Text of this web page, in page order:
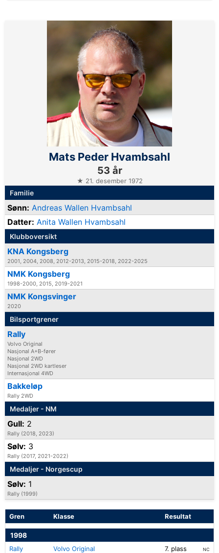
Mats Peder Hvambsahl
53 år
★ 21. desember 1972
Familie
Sønn: Andreas Wallen Hvambsahl
Datter: Anita Wallen Hvambsahl
Klubboversikt
KNA Kongsberg
2001, 2004, 2008, 2012-2013, 2015-2018, 2022-2025
NMK Kongsberg
1998-2000, 2015, 2019-2021
NMK Kongsvinger
2020
Bilsportgrener
Rally
Volvo Original
Nasjonal A+B-fører
Nasjonal 2WD
Nasjonal 2WD kartleser
Internasjonal 4WD
Bakkeløp
Rally 2WD
Medaljer - NM
Gull: 2
Rally (2018, 2023)
Sølv: 3
Rally (2017, 2021-2022)
Medaljer - Norgescup
Sølv: 1
Rally (1999)
Gren Klasse Resultat
1998
Rally Volvo Original 7. plass NC